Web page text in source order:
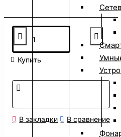
Купить
В закладки В сравнение